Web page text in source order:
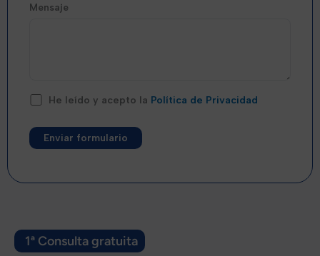
1ª Consulta gratuita
Mensaje
He leído y acepto la Política de Privacidad